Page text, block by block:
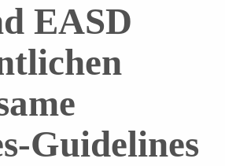
EASD
Guidelines